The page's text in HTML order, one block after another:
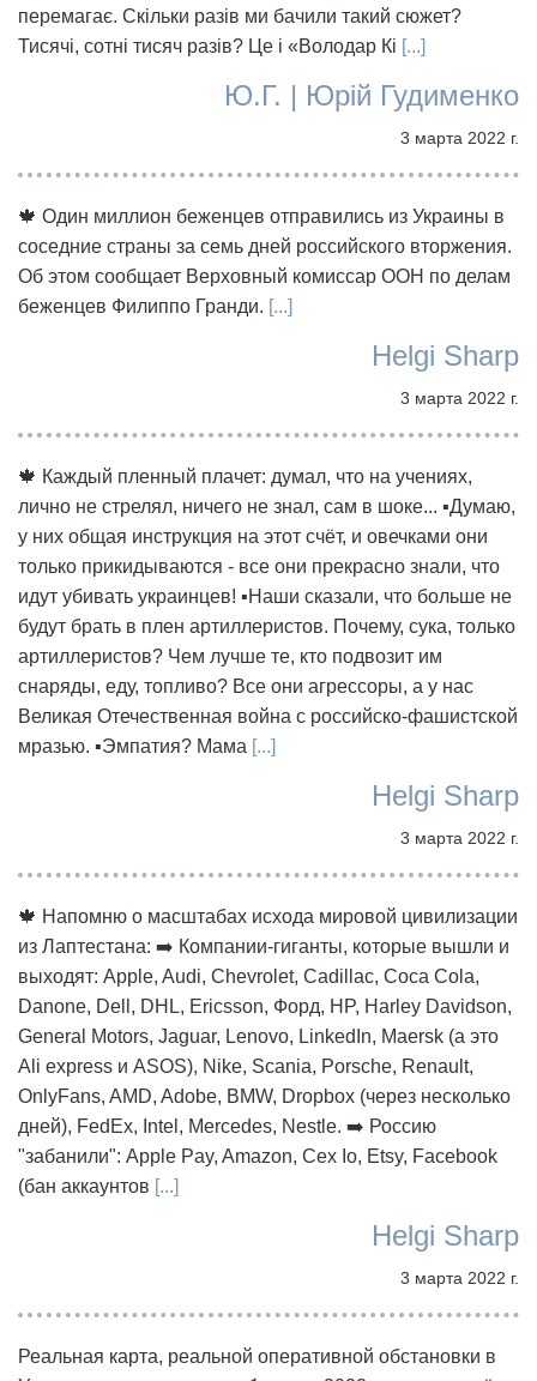
перемагає. Скільки разів ми бачили такий сюжет?
Тисячі, сотні тисяч разів? Це і «Володар Кі [...]
Ю.Г. | Юрій Гудименко
3 марта 2022 г.
🍁 Один миллион беженцев отправились из Украины в
соседние страны за семь дней российского вторжения.
Об этом сообщает Верховный комиссар ООН по делам
беженцев Филиппо Гранди. [...]
Helgi Sharp
3 марта 2022 г.
🍁 Каждый пленный плачет: думал, что на учениях,
лично не стрелял, ничего не знал, сам в шоке... ▪️Думаю,
у них общая инструкция на этот счёт, и овечками они
только прикидываются - все они прекрасно знали, что
идут убивать украинцев! ▪️Наши сказали, что больше не
будут брать в плен артиллеристов. Почему, сука, только
артиллеристов? Чем лучше те, кто подвозит им
снаряды, еду, топливо? Все они агрессоры, а у нас
Великая Отечественная война с российско-фашистской
мразью. ▪️Эмпатия? Мама [...]
Helgi Sharp
3 марта 2022 г.
🍁 Напомню о масштабах исхода мировой цивилизации
из Лаптестана: ➡️ Компании-гиганты, которые вышли и
выходят: Apple, Audi, Chevrolet, Cadillac, Coca Cola,
Danone, Dell, DHL, Ericsson, Форд, HP, Harley Davidson,
General Motors, Jaguar, Lenovo, LinkedIn, Maersk (а это
Ali express и ASOS), Nike, Scania, Porsche, Renault,
OnlyFans, AMD, Adobe, BMW, Dropbox (через несколько
дней), FedEx, Intel, Mercedes, Nestle. ➡️ Россию
"забанили": Apple Pay, Amazon, Cex Io, Etsy, Facebook
(бан аккаунтов [...]
Helgi Sharp
3 марта 2022 г.
Реальная карта, реальной оперативной обстановки в